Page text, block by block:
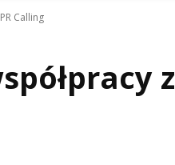
Calling
z